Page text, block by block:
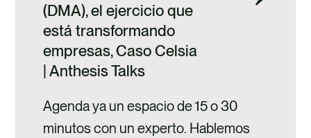
(DMA), el ejercicio que
está transformando
empresas, Caso Celsia
| Anthesis Talks
Agenda ya un espacio de 15 o 30
minutos con un experto. Hablemos